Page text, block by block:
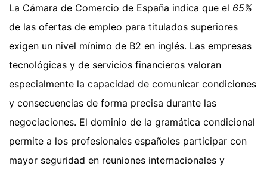
La Cámara de Comercio de España indica que el 65%
de las ofertas de empleo para titulados superiores
exigen un nivel mínimo de B2 en inglés. Las empresas
tecnológicas y de servicios financieros valoran
especialmente la capacidad de comunicar condiciones
y consecuencias de forma precisa durante las
negociaciones. El dominio de la gramática condicional
permite a los profesionales españoles participar con
mayor seguridad en reuniones internacionales y